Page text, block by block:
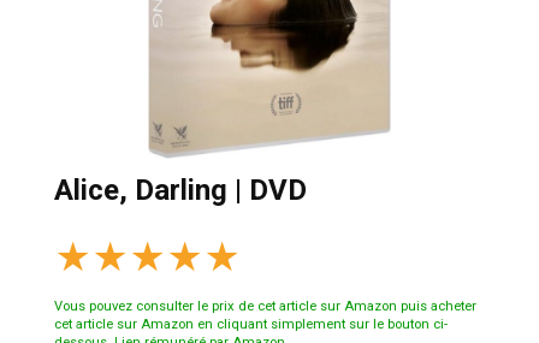
Alice, Darling | DVD
★★★★★
Vous pouvez consulter le prix de cet article sur Amazon puis acheter
cet article sur Amazon en cliquant simplement sur le bouton ci-